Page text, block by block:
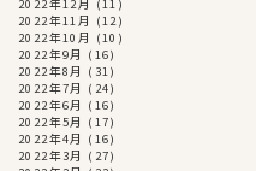
2022年12月 (11)
2022年11月 (12)
2022年10月 (10)
2022年9月 (16)
2022年8月 (31)
2022年7月 (24)
2022年6月 (16)
2022年5月 (17)
2022年4月 (16)
2022年3月 (27)